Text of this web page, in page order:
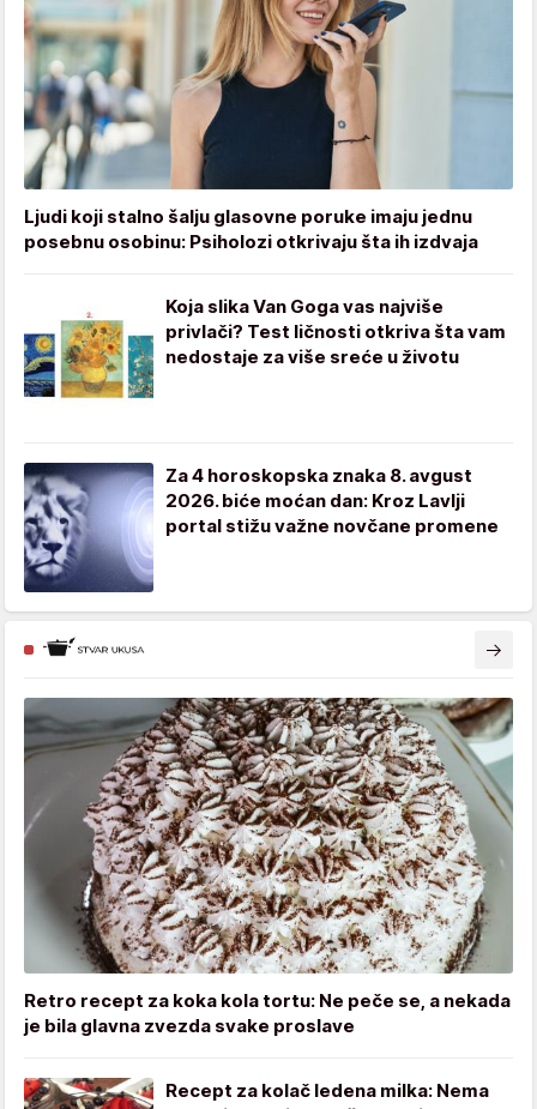
Ljudi koji stalno šalju glasovne poruke imaju jednu
posebnu osobinu: Psiholozi otkrivaju šta ih izdvaja
Koja slika Van Goga vas najviše
privlači? Test ličnosti otkriva šta vam
nedostaje za više sreće u životu
Za 4 horoskopska znaka 8. avgust
2026. biće moćan dan: Kroz Lavlji
portal stižu važne novčane promene
Retro recept za koka kola tortu: Ne peče se, a nekada
je bila glavna zvezda svake proslave
Recept za kolač ledena milka: Nema